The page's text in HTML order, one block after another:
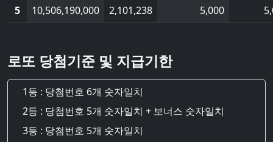
5
10,506,190,000 2,101,238 5,000
로또 당첨기준 및 지급기한
1등 : 당첨번호 6개 숫자일치
2등 : 당첨번호 5개 숫자일치 + 보너스 숫자일치
3등 : 당첨번호 5개 숫자일치